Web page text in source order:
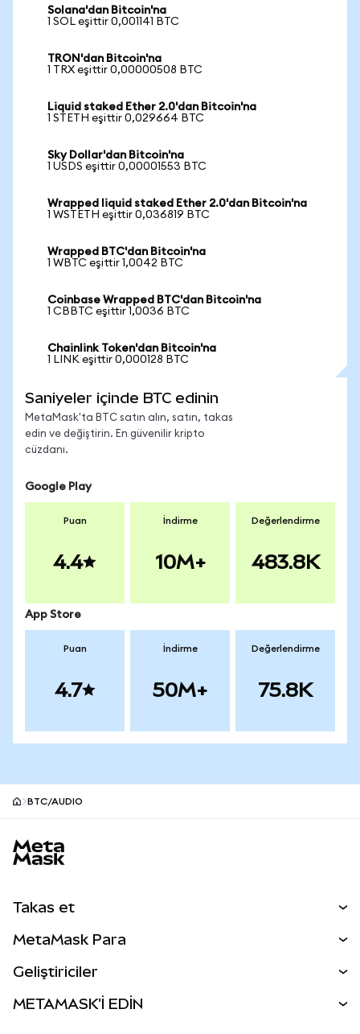
Solana'dan Bitcoin'na
1 SOL eşittir 0,001141 BTC
TRON'dan Bitcoin'na
1 TRX eşittir 0,00000508 BTC
Liquid staked Ether 2.0'dan Bitcoin'na
1 STETH eşittir 0,029664 BTC
Sky Dollar'dan Bitcoin'na
1 USDS eşittir 0,00001553 BTC
Wrapped liquid staked Ether 2.0'dan Bitcoin'na
1 WSTETH eşittir 0,036819 BTC
Wrapped BTC'dan Bitcoin'na
1 WBTC eşittir 1,0042 BTC
Coinbase Wrapped BTC'dan Bitcoin'na
1 CBBTC eşittir 1,0036 BTC
Chainlink Token'dan Bitcoin'na
1 LINK eşittir 0,000128 BTC
Saniyeler içinde BTC edinin
MetaMask'ta BTC satın alın, satın, takas
edin ve değiştirin. En güvenilir kripto
cüzdanı.
Google Play
Puan
4.4
İndirme
10M+
Değerlendirme
483.8K
App Store
Puan
4.7
İndirme
50M+
Değerlendirme
75.8K
BTC/AUDIO
Takas et
Perps
RWA'lar
MetaMask Para
Geliştiriciler
METAMASK'İ EDİN